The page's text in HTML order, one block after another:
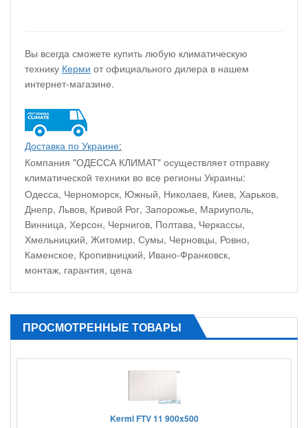
Вы всегда сможете купить любую климатическую
технику Керми от официального дилера в нашем
интернет-магазине.
Доставка по Украине:
Компания "ОДЕССА КЛИМАТ" осуществляет отправку
климатической техники во все регионы Украины:
Одесса, Черноморск, Южный, Николаев, Киев, Харьков,
Днепр, Львов, Кривой Рог, Запорожье, Мариуполь,
Винница, Херсон, Чернигов, Полтава, Черкассы,
Хмельницкий, Житомир, Сумы, Черновцы, Ровно,
Каменское, Кропивницкий, Ивано-Франковск,
монтаж, гарантия, цена
ПРОСМОТРЕННЫЕ ТОВАРЫ
Kermi FTV 11 900x500